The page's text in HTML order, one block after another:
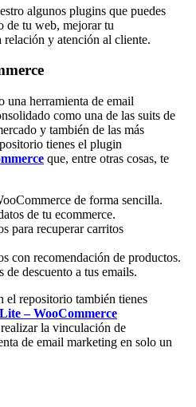
algunos plugins que puedes
de tu web, mejorar tu
y atención al cliente.
herramienta de email
como una de las suits de
y también de las más
tienes el plugin
que, entre otras cosas, te
de forma sencilla.
de tu ecommerce.
para recuperar carritos
con recomendación de productos.
descuento a tus emails.
el repositorio también tienes
– WooCommerce
la vinculación de
de email marketing en solo un